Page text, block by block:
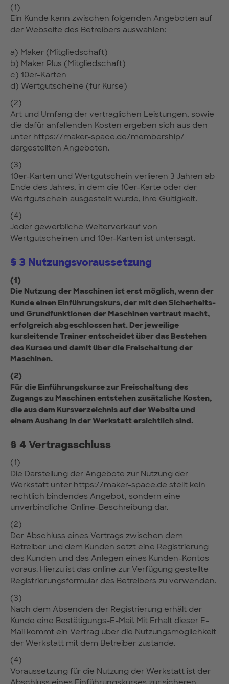
(1)
Ein Kunde kann zwischen folgenden Angeboten auf
der Webseite des Betreibers auswählen:
a) Maker (Mitgliedschaft)
b) Maker Plus (Mitgliedschaft)
c) 10er-Karten
d) Wertgutscheine (für Kurse)
(2)
Art und Umfang der vertraglichen Leistungen, sowie
die dafür anfallenden Kosten ergeben sich aus den
unter https://maker-space.de/membership/
dargestellten Angeboten.
(3)
10er-Karten und Wertgutschein verlieren 3 Jahren ab
Ende des Jahres, in dem die 10er-Karte oder der
Wertgutschein ausgestellt wurde, ihre Gültigkeit.
(4)
Jeder gewerbliche Weiterverkauf von
Wertgutscheinen und 10er-Karten ist untersagt.
§ 3 Nutzungsvoraussetzung
(1)
Die Nutzung der Maschinen ist erst möglich, wenn der
Kunde einen Einführungskurs, der mit den Sicherheits-
und Grundfunktionen der Maschinen vertraut macht,
erfolgreich abgeschlossen hat. Der jeweilige
kursleitende Trainer entscheidet über das Bestehen
des Kurses und damit über die Freischaltung der
Maschinen.
(2)
Für die Einführungskurse zur Freischaltung des
Zugangs zu Maschinen entstehen zusätzliche Kosten,
die aus dem Kursverzeichnis auf der Website und
einem Aushang in der Werkstatt ersichtlich sind.
§ 4 Vertragsschluss
(1)
Die Darstellung der Angebote zur Nutzung der
Werkstatt unter https://maker-space.de stellt kein
rechtlich bindendes Angebot, sondern eine
unverbindliche Online-Beschreibung dar.
(2)
Der Abschluss eines Vertrags zwischen dem
Betreiber und dem Kunden setzt eine Registrierung
des Kunden und das Anlegen eines Kunden-Kontos
voraus. Hierzu ist das online zur Verfügung gestellte
Registrierungsformular des Betreibers zu verwenden.
(3)
Nach dem Absenden der Registrierung erhält der
Kunde eine Bestätigungs-E-Mail. Mit Erhalt dieser E-
Mail kommt ein Vertrag über die Nutzungsmöglichkeit
der Werkstatt mit dem Betreiber zustande.
(4)
Voraussetzung für die Nutzung der Werkstatt ist der